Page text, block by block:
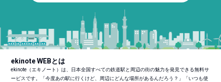
ekinote WEBとは
ekinote（エキノート）は、日本全国すべての鉄道駅と周辺の街の魅力を発見できる無料サ
ービスです。「今度あの駅に行くけど、周辺にどんな場所があるんだろう？」「いつも使